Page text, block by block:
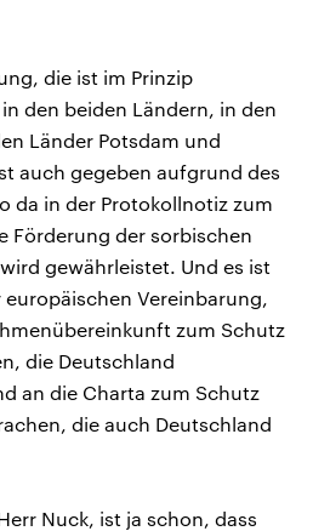
die ist im Prinzip
den beiden Ländern, in den
Länder Potsdam und
auch gegeben aufgrund des
da in der Protokollnotiz zum
Förderung der sorbischen
gewährleistet. Und es ist
Vereinbarung,
zum Schutz
die Deutschland
an die Charta zum Schutz
die auch Deutschland
Nuck, ist ja schon, dass